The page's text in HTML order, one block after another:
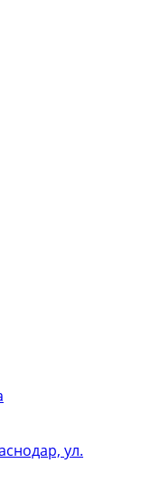
ул.